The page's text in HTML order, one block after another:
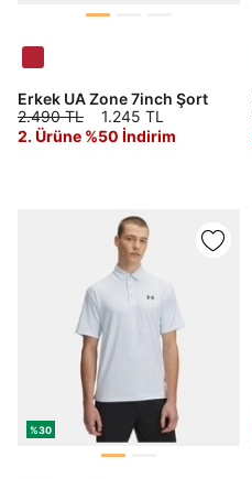
Erkek UA Zone 7inch Şort
2.490 TL
1.245 TL
2. Ürüne %50 İndirim
%30